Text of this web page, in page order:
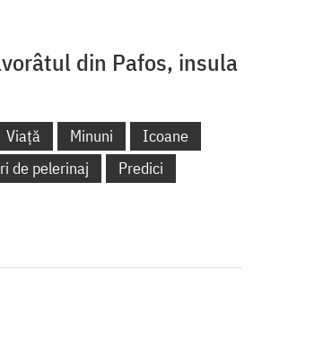
din Pafos, insula
Viață Minuni
Icoane
de pelerinaj
Predici